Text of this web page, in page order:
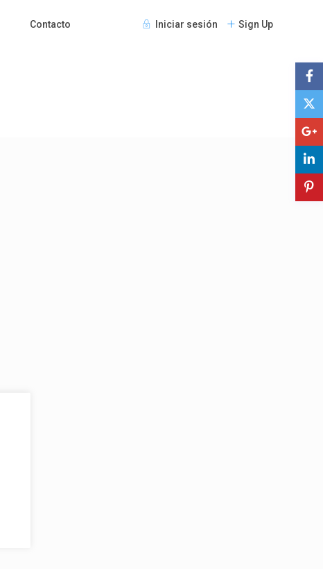
Contacto Iniciar sesión Sign Up